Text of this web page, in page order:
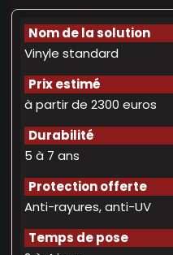
Vinyle standard
à partir de 2300 euros
5 à 7 ans
Anti-rayures, anti-UV